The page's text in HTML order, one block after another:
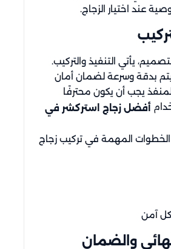
عند اختيار الزجاج.
يأتي التنفيذ والتركيب.
بدقة وسرعة لضمان أمان
يجب أن يكون محترفًا
أفضل زجاج استركشر في
المهمة في تركيب زجاج
آمن
والضمان